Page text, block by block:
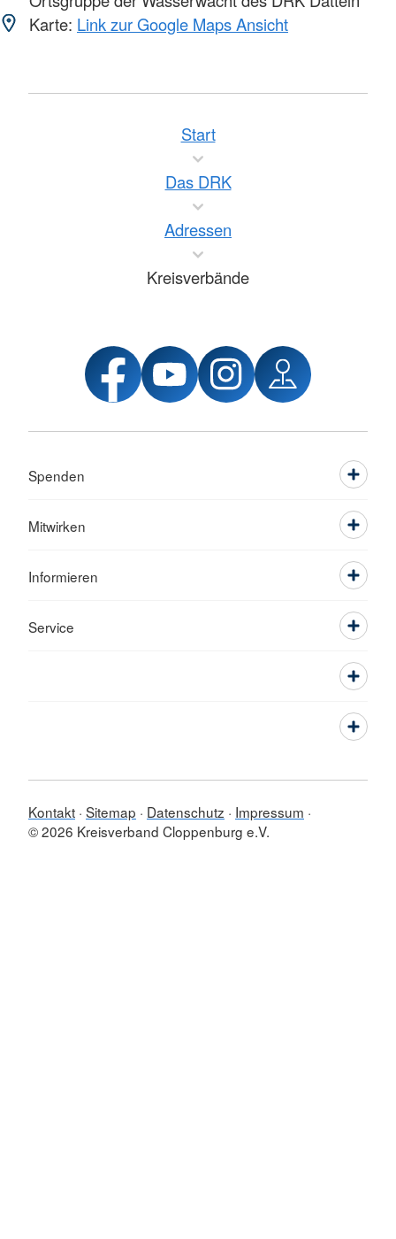
Karte: Link zur Google Maps Ansicht
Start
Das DRK
Adressen
Kreisverbände
Spenden
Mitwirken
Informieren
Service
Kontakt Sitemap Datenschutz
Impressum
© 2026 Kreisverband Cloppenburg e.V.